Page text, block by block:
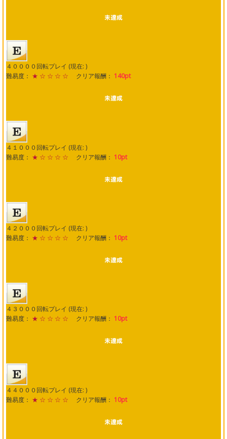
４００００回転プレイ (現在: )
難易度： ★ ☆ ☆ ☆ ☆ クリア報酬： 140pt
４１０００回転プレイ (現在: )
難易度： ★ ☆ ☆ ☆ ☆ クリア報酬： 10pt
４２０００回転プレイ (現在: )
難易度： ★ ☆ ☆ ☆ ☆ クリア報酬： 10pt
４３０００回転プレイ (現在: )
難易度： ★ ☆ ☆ ☆ ☆ クリア報酬： 10pt
４４０００回転プレイ (現在: )
難易度： ★ ☆ ☆ ☆ ☆ クリア報酬： 10pt